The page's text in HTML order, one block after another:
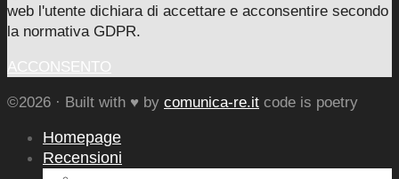
web l'utente dichiara di accettare e acconsentire secondo
la normativa GDPR.
ACCONSENTO
©2026 · Built with ♥ by comunica-re.it code is poetry
Homepage
Recensioni